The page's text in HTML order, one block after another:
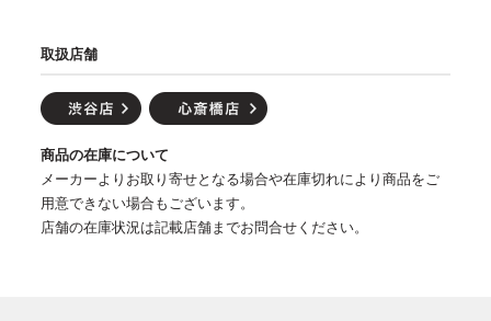
取扱店舗
商品の在庫について
メーカーよりお取り寄せとなる場合や在庫切れにより商品をご
用意できない場合もございます。
店舗の在庫状況は記載店舗までお問合せください。